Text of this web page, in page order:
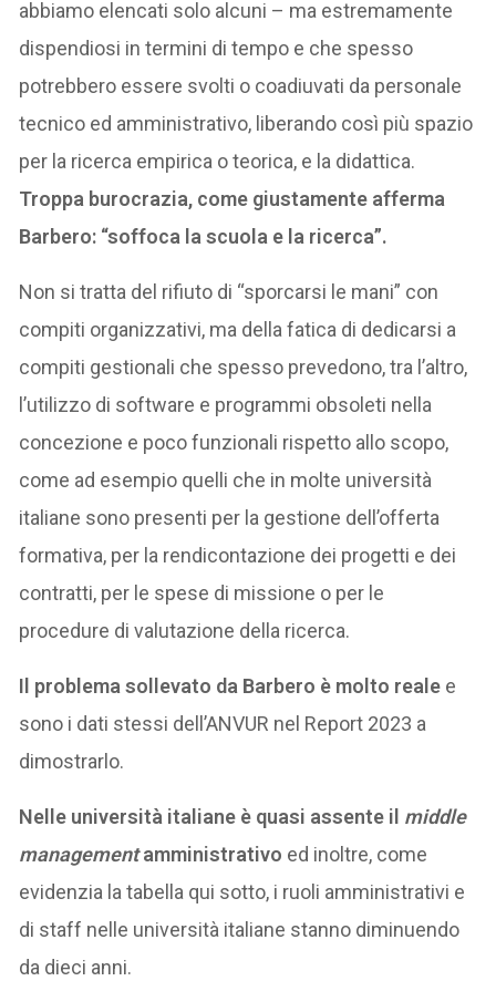
abbiamo elencati solo alcuni – ma estremamente
dispendiosi in termini di tempo e che spesso
potrebbero essere svolti o coadiuvati da personale
tecnico ed amministrativo, liberando così più spazio
per la ricerca empirica o teorica, e la didattica.
Troppa burocrazia, come giustamente afferma
Barbero: “soffoca la scuola e la ricerca”.
Non si tratta del rifiuto di “sporcarsi le mani” con
compiti organizzativi, ma della fatica di dedicarsi a
compiti gestionali che spesso prevedono, tra l’altro,
l’utilizzo di software e programmi obsoleti nella
concezione e poco funzionali rispetto allo scopo,
come ad esempio quelli che in molte università
italiane sono presenti per la gestione dell’offerta
formativa, per la rendicontazione dei progetti e dei
contratti, per le spese di missione o per le
procedure di valutazione della ricerca.
Il problema sollevato da Barbero è molto reale e
sono i dati stessi dell’ANVUR nel Report 2023 a
dimostrarlo.
Nelle università italiane è quasi assente il middle
managementamministrativo ed inoltre, come
evidenzia la tabella qui sotto, i ruoli amministrativi e
di staff nelle università italiane stanno diminuendo
da dieci anni.